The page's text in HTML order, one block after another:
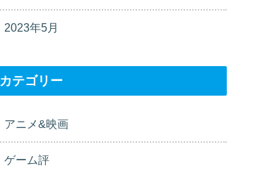
2023年5月
カテゴリー
アニメ&映画
ゲーム評